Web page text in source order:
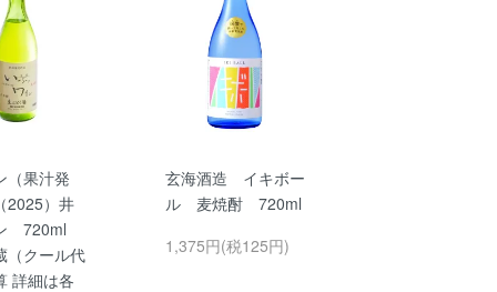
（果汁発
2025）井
720ml
クール代
詳細は各
玄海酒造 イキボー
ル 麦焼酎 720ml
1,375円(税125円)